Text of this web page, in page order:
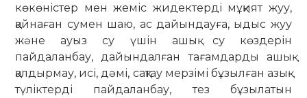
көкөністер мен жеміс жидектерді мұқият жуу,
қайнаған сумен шаю, ас дайындауға, ыдыс жуу
және ауыз су үшін ашық су көздерін
пайдаланбау, дайындалған тағамдарды ашық
қал­дырмау, исі, дәмі, сақтау мерзімі бұзылған азық-
түліктерді пайда­лан­бау, тез бұзылатын